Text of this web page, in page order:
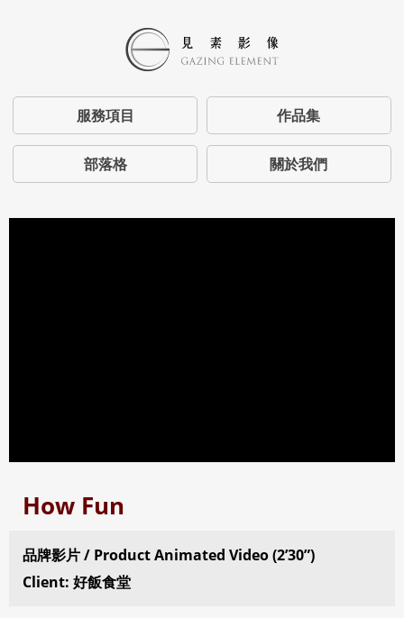
服務項目 作品集
部落格 關於我們
How Fun
品牌影片 / Product Animated Video (2’30”)
Client: 好飯食堂